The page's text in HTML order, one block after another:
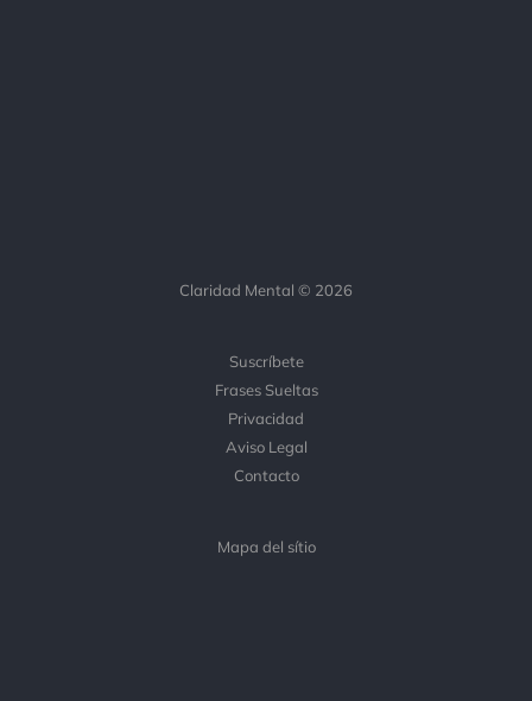
Claridad Mental © 2026
Suscríbete
Frases Sueltas
Privacidad
Aviso Legal
Contacto
Mapa del sítio